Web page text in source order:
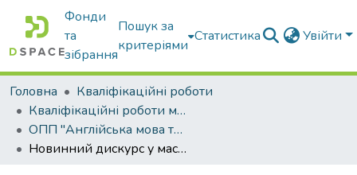
Фонди
та
зібрання
Пошук за
критеріями
Статистика Увійти
Головна
Кваліфікаційні роботи
Кваліфікаційні роботи магістрів
ОПП "Англійська мова та друга іноземна мова"
Новинний дискурс у масмедійному просторі: лінгвопрагматичні параметри та переклад з англійської мови українською